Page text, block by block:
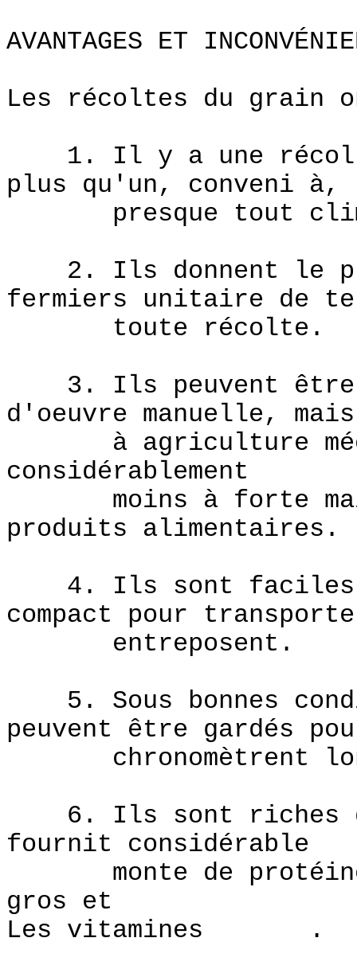
AVANTAGES ET
Les récoltes du grain
1. Il y a une
plus qu'un, conveni à,
presque tout
2. Ils donnent le
fermiers unitaire de
toute récolte.
3. Ils peuvent être
d'oeuvre manuelle,
à agriculture
considérablement
moins à forte
produits alimentaires.
4. Ils sont faciles
compact pour
entreposent.
5. Sous bonnes
peuvent être gardés
chronomètrent
6. Ils sont riches
fournit considérable
monte de protéine,
gros et
Les vitamines .